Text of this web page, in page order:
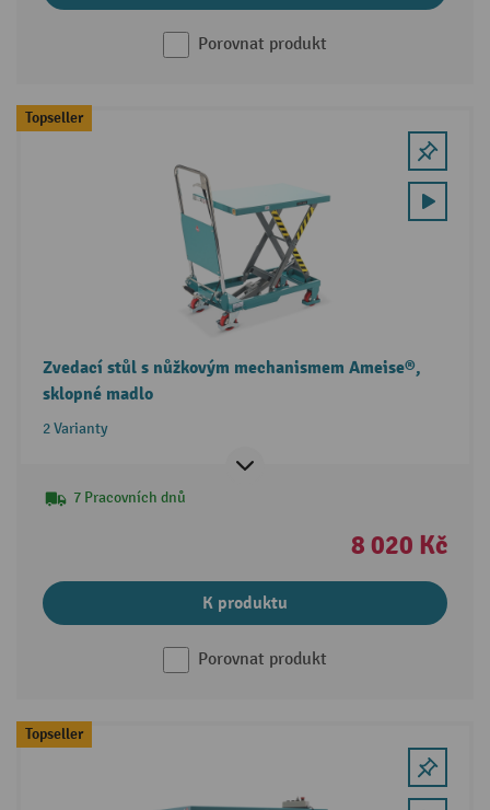
Porovnat produkt
Topseller
Zvedací stůl s nůžkovým mechanismem Ameise®,
sklopné madlo
2 Varianty
7 Pracovních dnů
8 020 Kč
K produktu
Porovnat produkt
Topseller